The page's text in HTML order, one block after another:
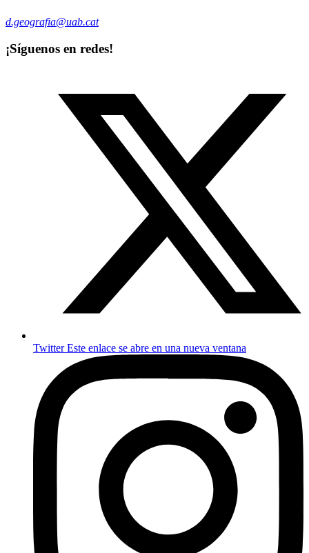
d.geografia@uab.cat
¡Síguenos en redes!
TwitterEste enlace se abre en una nueva ventana